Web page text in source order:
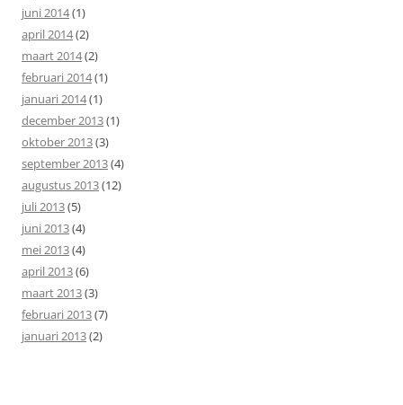
juni 2014(1)
april 2014(2)
maart 2014(2)
februari 2014(1)
januari 2014(1)
december 2013(1)
oktober 2013(3)
september 2013(4)
augustus 2013(12)
juli 2013(5)
juni 2013(4)
mei 2013(4)
april 2013(6)
maart 2013(3)
februari 2013(7)
januari 2013(2)